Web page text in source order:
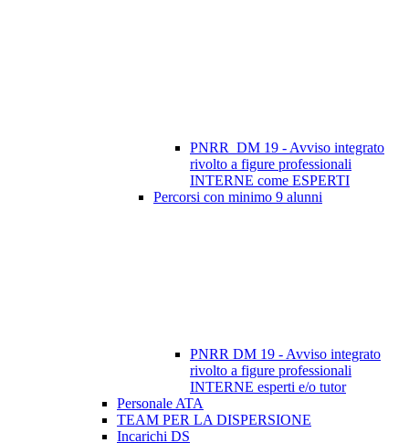
PNRR_DM 19 - Avviso integrato
rivolto a figure professionali
INTERNE come ESPERTI
Percorsi con minimo 9 alunni
PNRR DM 19 - Avviso integrato
rivolto a figure professionali
INTERNE esperti e/o tutor
Personale ATA
TEAM PER LA DISPERSIONE
Incarichi DS